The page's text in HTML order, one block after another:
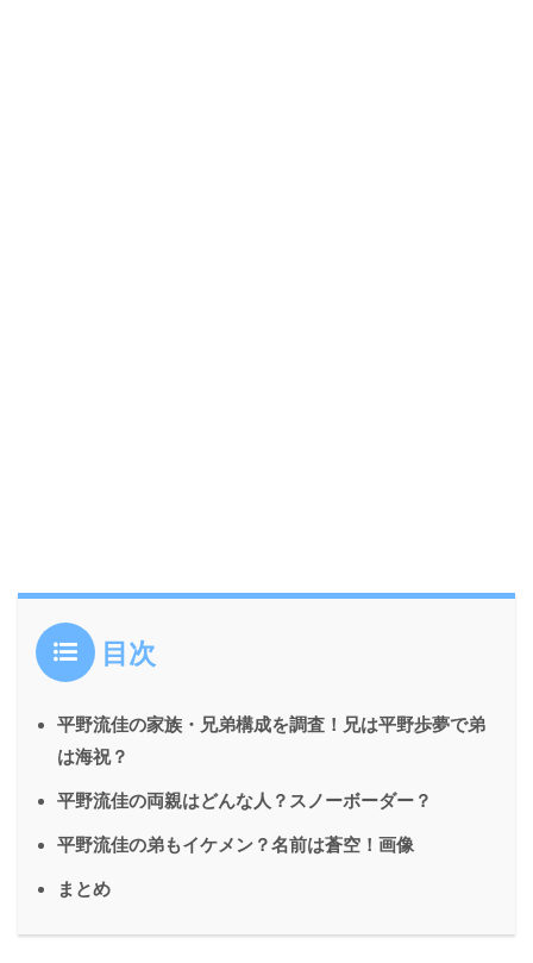
目次
平野流佳の家族・兄弟構成を調査！兄は平野歩夢で弟
は海祝？
平野流佳の両親はどんな人？スノーボーダー？
平野流佳の弟もイケメン？名前は蒼空！画像
まとめ